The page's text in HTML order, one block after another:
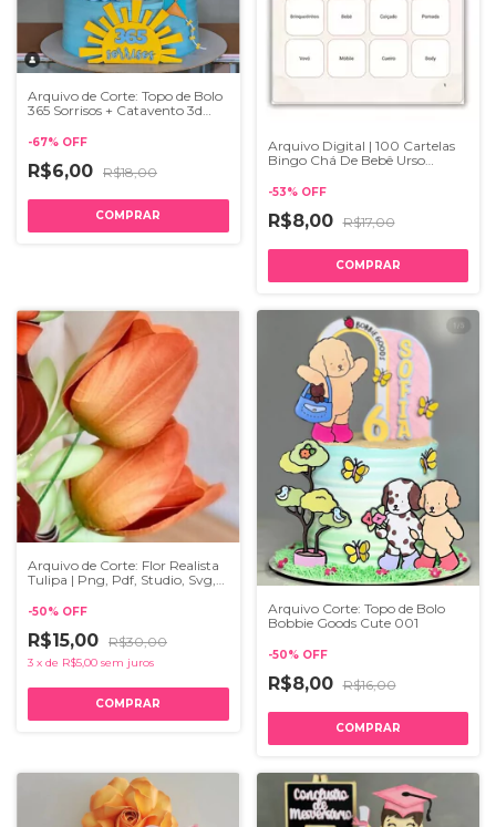
Arquivo de Corte: Topo de Bolo
365 Sorrisos + Catavento 3d
-67% OFF
R$6,00 R$18,00
Arquivo Digital | 100 Cartelas
Bingo Chá De Bebê Urso
-53% OFF
R$8,00 R$17,00
Arquivo de Corte: Flor Realista
Tulipa | Png, Pdf, Studio, Svg,
-50% OFF
R$15,00 R$30,00
3 x de R$5,00 sem juros
Arquivo Corte: Topo de Bolo
Bobbie Goods Cute 001
-50% OFF
R$8,00 R$16,00